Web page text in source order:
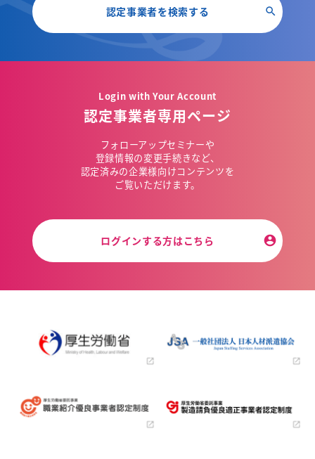
認定事業者を検索する
Login with Your Account
認定事業者専用ページ
フォローアップセミナーや
登録情報の変更手続きなど、
認定済みの企業様向けコンテンツを
ご覧いただけます。
ログインする方はこちら